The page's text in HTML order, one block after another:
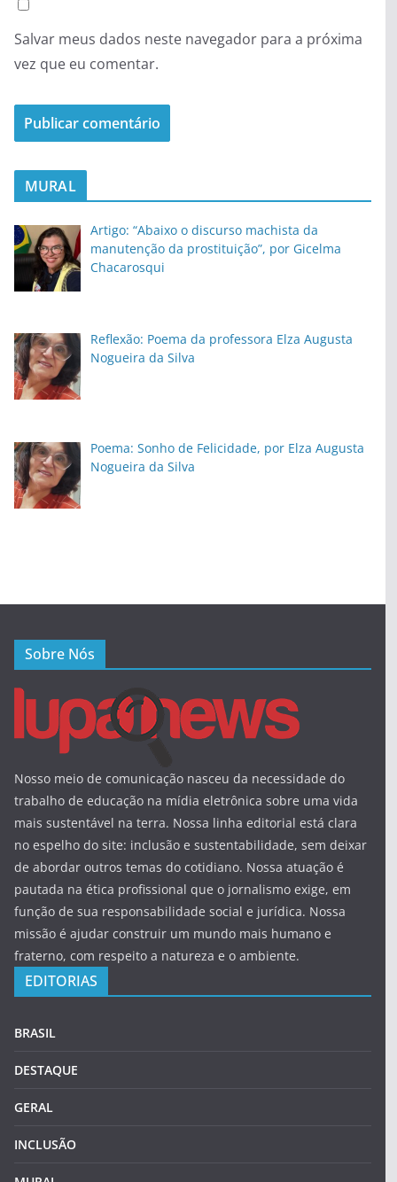
Salvar meus dados neste navegador para a próxima
vez que eu comentar.
MURAL
Artigo: “Abaixo o discurso machista da
manutenção da prostituição”, por Gicelma
Chacarosqui
Reflexão: Poema da professora Elza Augusta
Nogueira da Silva
Poema: Sonho de Felicidade, por Elza Augusta
Nogueira da Silva
Sobre Nós
Nosso meio de comunicação nasceu da necessidade do
trabalho de educação na mídia eletrônica sobre uma vida
mais sustentável na terra. Nossa linha editorial está clara
no espelho do site: inclusão e sustentabilidade, sem deixar
de abordar outros temas do cotidiano. Nossa atuação é
pautada na ética profissional que o jornalismo exige, em
função de sua responsabilidade social e jurídica. Nossa
missão é ajudar construir um mundo mais humano e
fraterno, com respeito a natureza e o ambiente.
EDITORIAS
BRASIL
DESTAQUE
GERAL
INCLUSÃO